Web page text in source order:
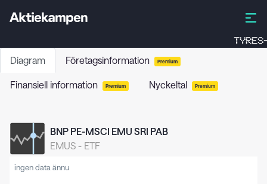
Diagram Företagsinformation Premium
Finansiell information Premium Nyckeltal Premium
BNP PE-MSCI EMU SRI PAB
EMUS - ETF
ingen data ännu